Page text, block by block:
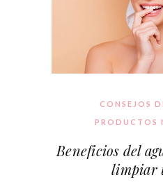
CONSEJOS
PRODUCTOS
Beneficios del
limpiar